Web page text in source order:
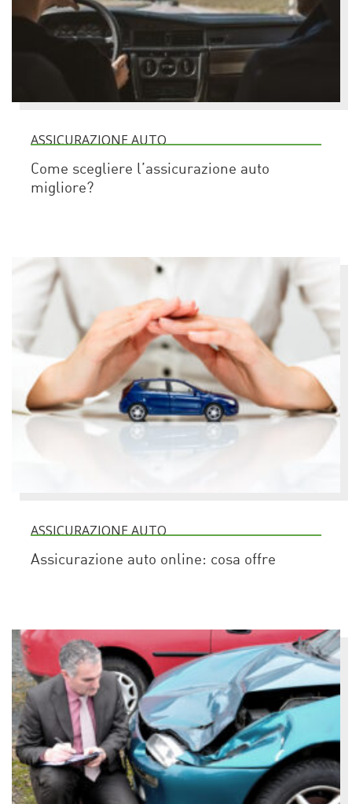
ASSICURAZIONE AUTO
Come scegliere l’assicurazione auto
migliore?
ASSICURAZIONE AUTO
Assicurazione auto online: cosa offre